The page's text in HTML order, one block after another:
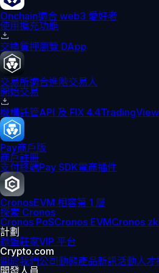
Onchain適合 web3 愛好者
使用擴充功能
交換質押瀏覽 DApp
交易所適合進階交易人
開始交易
機構託管API 及 FIX 4.4TradingView
Pay商戶版
商戶註冊
支付終端Pay SDK電商插件
CronosEVM 相容第 1 層
探索 Cronos
Cronos PoSCronos EVMCronos
計劃
聯盟莊家VIP 平台
Crypto.com
關於我們公司動態產品新訊活動人才
開發人員